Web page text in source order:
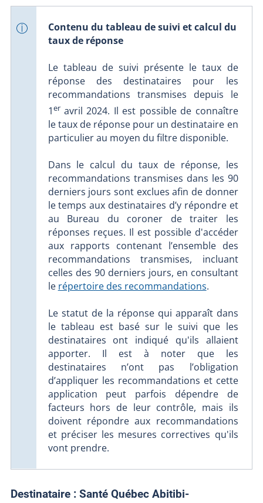
Contenu du tableau de suivi et calcul du
taux de réponse
Le tableau de suivi présente le taux de
réponse des destinataires pour les
recommandations transmises depuis le
1eravril 2024. Il est possible de connaître
le taux de réponse pour un destinataire en
particulier au moyen du filtre disponible.
Dans le calcul du taux de réponse, les
recommandations transmises dans les 90
derniers jours sont exclues afin de donner
le temps aux destinataires d’y répondre et
au Bureau du coroner de traiter les
réponses reçues. Il est possible d'accéder
aux rapports contenant l’ensemble des
recommandations transmises, incluant
celles des 90 derniers jours, en consultant
le répertoire des recommandations.
Le statut de la réponse qui apparaît dans
le tableau est basé sur le suivi que les
destinataires ont indiqué qu'ils allaient
apporter. Il est à noter que les
destinataires n’ont pas l’obligation
d’appliquer les recommandations et cette
application peut parfois dépendre de
facteurs hors de leur contrôle, mais ils
doivent répondre aux recommandations
et préciser les mesures correctives qu'ils
vont prendre.
Destinataire :Santé Québec Abitibi-